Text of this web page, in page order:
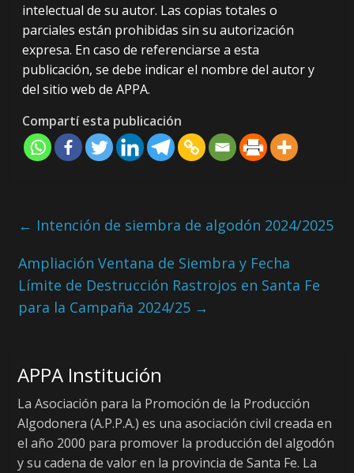
intelectual de su autor. Las copias totales o
parciales están prohibidas sin su autorización
expresa. En caso de referenciarse a esta
publicación, se debe indicar el nombre del autor y
del sitio web de APPA.
Compartí esta publicación
← Intención de siembra de algodón 2024/2025
Ampliación Ventana de Siembra y Fecha
Límite de Destrucción Rastrojos en Santa Fe
para la Campaña 2024/25 →
APPA Institución
La Asociación para la Promoción de la Producción
Algodonera (A.P.P.A.) es una asociación civil creada en
el año 2000 para promover la producción del algodón
y su cadena de valor en la provincia de Santa Fe. La